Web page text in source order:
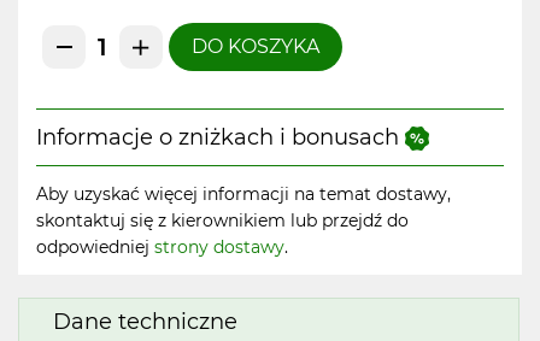
DO KOSZYKA
Informacje o zniżkach i bonusach
Aby uzyskać więcej informacji na temat dostawy,
skontaktuj się z kierownikiem lub przejdź do
odpowiedniej strony dostawy.
Dane techniczne